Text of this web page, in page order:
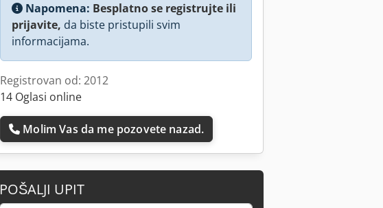
Napomena: Besplatno se registrujte ili
prijavite, da biste pristupili svim
informacijama.
Registrovan od: 2012
14 Oglasi online
Molim Vas da me pozovete nazad.
POŠALJI UPIT